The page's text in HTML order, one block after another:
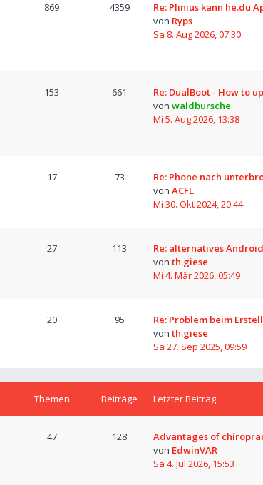
869 4359
Re: Plinius kann he.du
von Ryps
Sa 8. Aug 2026, 07:30
153 661
Re: DualBoot - How to
von waldbursche
Mi 5. Aug 2026, 13:38
17 73
Re: Phone nach
von ACFL
Mi 30. Okt 2024, 20:44
27 113
Re: alternatives
von th.giese
Mi 4. Mär 2026, 05:49
20 95
Re: Problem beim
von th.giese
Sa 27. Sep 2025, 09:59
Themen Beiträge Letzter Beitrag
47 128
Advantages of
von EdwinVAR
Sa 4. Jul 2026, 15:53